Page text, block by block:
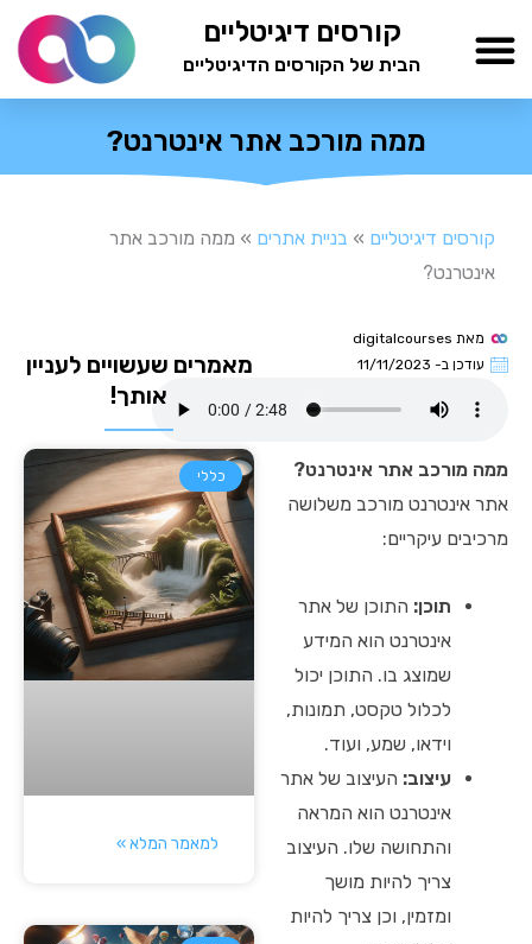
לתוכן
קורסים דיגיטליים
הבית של הקורסים הדיגיטליים
ממה מורכב אתר אינטרנט?
קורסים דיגיטליים » בניית אתרים » ממה מורכב אתר
אינטרנט?
מאת
עודכן ב- 11/11/2023
ממה מורכב אתר אינטרנט?
אתר אינטרנט מורכב משלושה
מרכיבים עיקריים:
תוכן: התוכן של אתר
אינטרנט הוא המידע
שמוצג בו. התוכן יכול
לכלול טקסט, תמונות,
וידאו, שמע, ועוד.
עיצוב: העיצוב של אתר
אינטרנט הוא המראה
והתחושה שלו. העיצוב
צריך להיות מושך
ומזמין, וכן צריך להיות
מאמרים שעשויים לעניין
אותך!
כללי
למאמר המלא »